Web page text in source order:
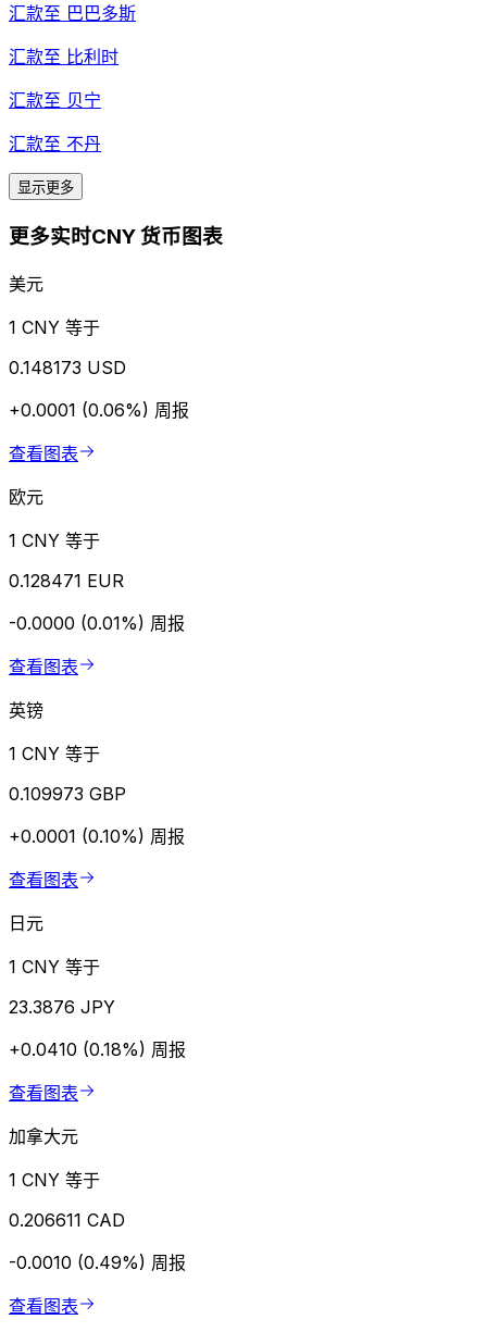
汇款至 巴巴多斯
汇款至 比利时
汇款至 贝宁
汇款至 不丹
显示更多
更多实时CNY 货币图表
美元
1 CNY 等于
0.148173 USD
+0.0001 (0.06%) 周报
查看图表
欧元
1 CNY 等于
0.128471 EUR
-0.0000 (0.01%) 周报
查看图表
英镑
1 CNY 等于
0.109973 GBP
+0.0001 (0.10%) 周报
查看图表
日元
1 CNY 等于
23.3876 JPY
+0.0410 (0.18%) 周报
查看图表
加拿大元
1 CNY 等于
0.206611 CAD
-0.0010 (0.49%) 周报
查看图表